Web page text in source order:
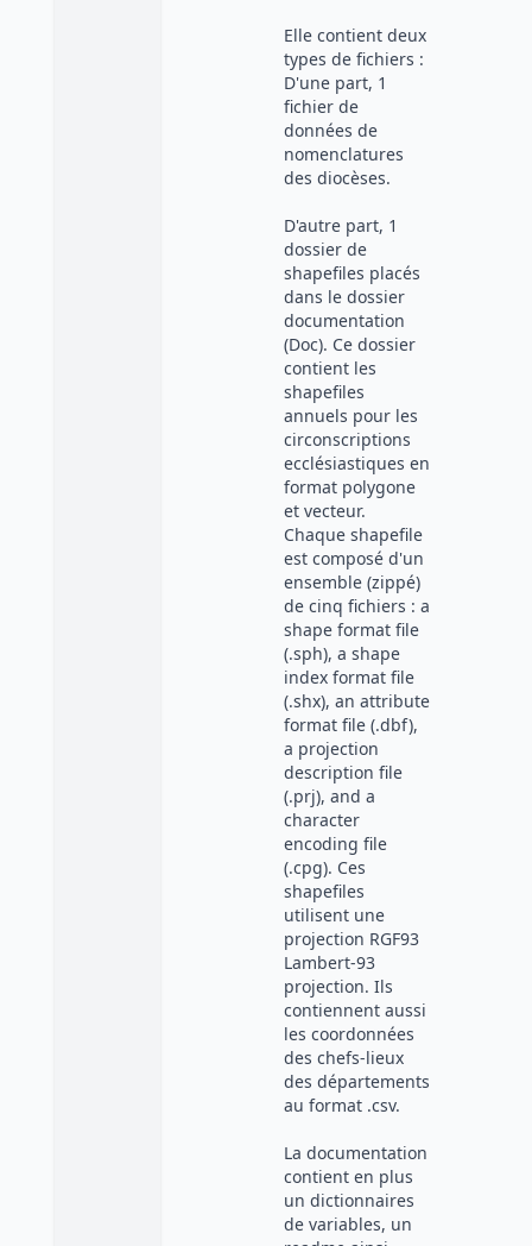
Elle contient deux
types de fichiers :
D'une part, 1
fichier de
données de
nomenclatures
des diocèses.
D'autre part, 1
dossier de
shapefiles placés
dans le dossier
documentation
(Doc). Ce dossier
contient les
shapefiles
annuels pour les
circonscriptions
ecclésiastiques en
format polygone
et vecteur.
Chaque shapefile
est composé d'un
ensemble (zippé)
de cinq fichiers : a
shape format file
(.sph), a shape
index format file
(.shx), an attribute
format file (.dbf),
a projection
description file
(.prj), and a
character
encoding file
(.cpg). Ces
shapefiles
utilisent une
projection RGF93
Lambert-93
projection. Ils
contiennent aussi
les coordonnées
des chefs-lieux
des départements
au format .csv.
La documentation
contient en plus
un dictionnaires
de variables, un